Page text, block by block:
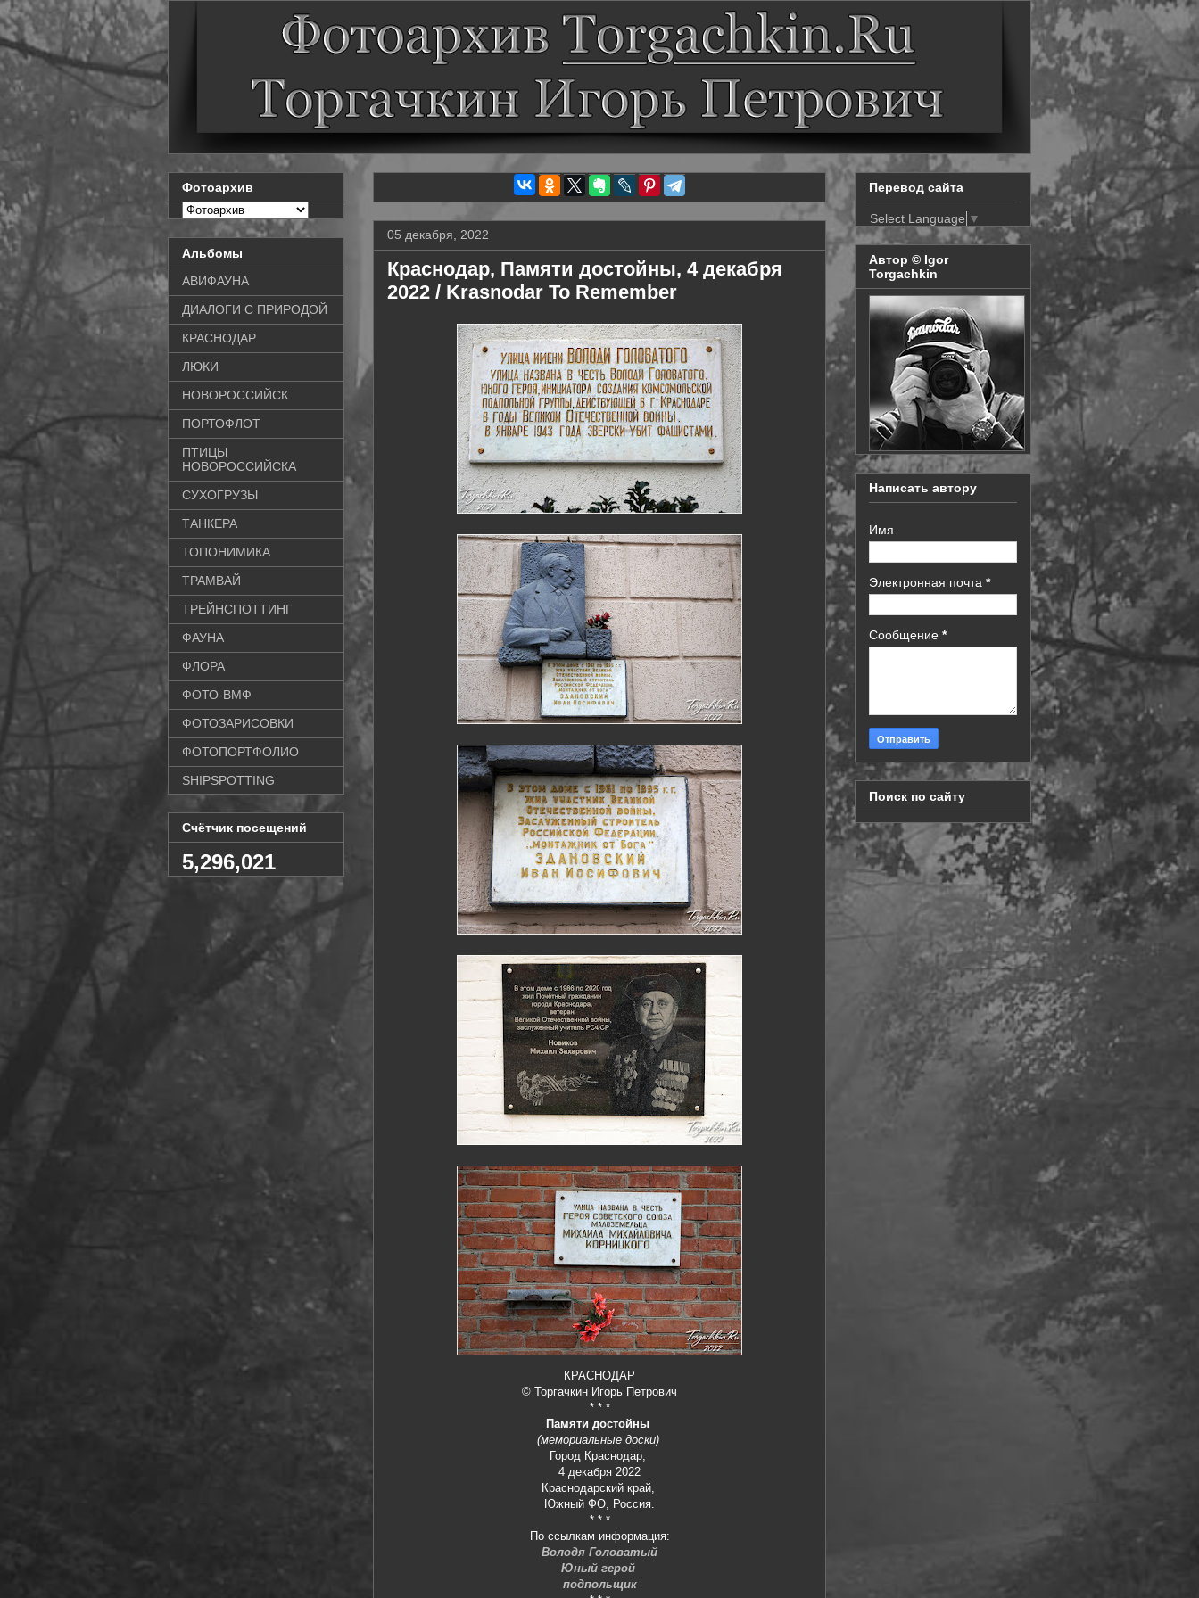
05 декабря, 2022
Краснодар, Памяти достойны, 4 декабря
2022 / Krasnodar To Remember
КРАСНОДАР
© Торгачкин Игорь Петрович
* * *
Памяти достойны
(мемориальные доски)
Город Краснодар,
4 декабря 2022
Краснодарский край,
Южный ФО, Россия.
* * *
По ссылкам информация:
Володя Головатый
Юный герой
подпольщик
Фотоархив
Альбомы
АВИФАУНА
ДИАЛОГИ С ПРИРОДОЙ
КРАСНОДАР
ЛЮКИ
НОВОРОССИЙСК
ПОРТОФЛОТ
ПТИЦЫ
НОВОРОССИЙСКА
СУХОГРУЗЫ
ТАНКЕРА
ТОПОНИМИКА
ТРАМВАЙ
ТРЕЙНСПОТТИНГ
ФАУНА
ФЛОРА
ФОТО-ВМФ
ФОТОЗАРИСОВКИ
ФОТОПОРТФОЛИО
SHIPSPOTTING
Счётчик посещений
5,296,021
Перевод сайта
Select Language ▼
Автор © Igor
Torgachkin
Написать автору
Имя
Электронная почта *
Сообщение *
Поиск по сайту